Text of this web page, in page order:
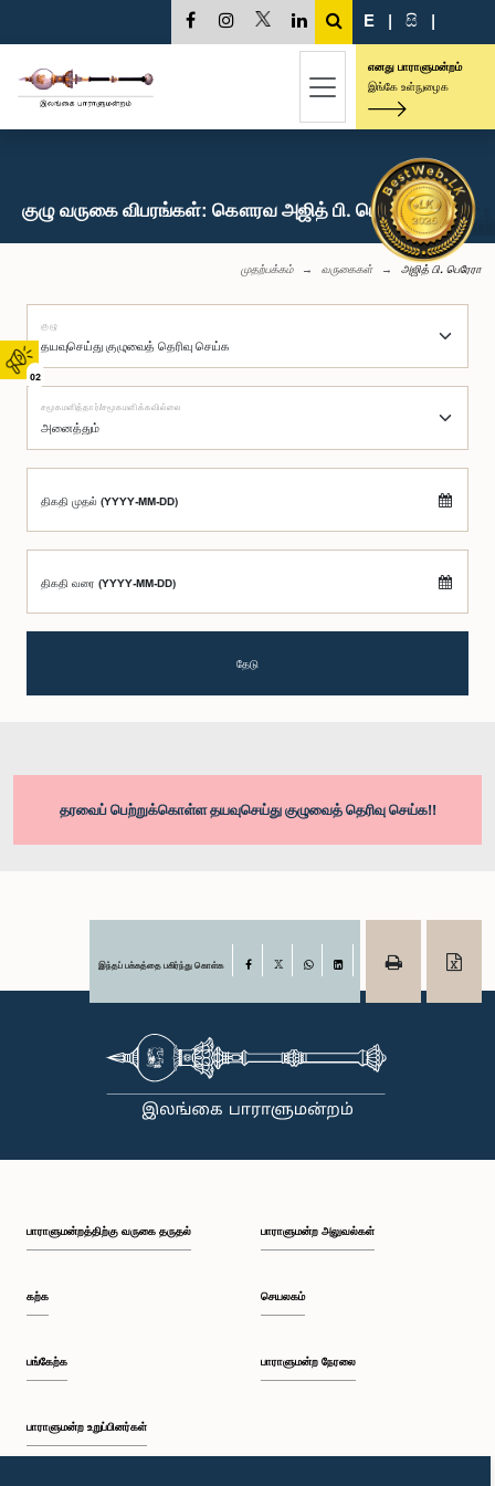
02
E | සි |
எனது பாராளுமன்றம்
இங்கே உள்நுழைக
குழு வருகை விபரங்கள்: கௌரவ அஜித் பி. பெரேரா, பா.உ.
முதற்பக்கம் வருகைகள் அஜித் பி. பெரேரா
குழு
சமூகமளித்தார்/சமூகமளிக்கவில்லை
திகதி முதல் (YYYY-MM-DD)
திகதி வரை (YYYY-MM-DD)
தேடு
தரவைப் பெற்றுக்கொள்ள தயவுசெய்து குழுவைத் தெரிவு செய்க!!
இந்தப் பக்கத்தை பகிர்ந்து கொள்க Facebook
பாராளுமன்றத்திற்கு வருகை தருதல்
கற்க
பங்கேற்க
பாராளுமன்ற உறுப்பினர்கள்
பாராளுமன்ற அலுவல்கள்
செயலகம்
பாராளுமன்ற நேரலை